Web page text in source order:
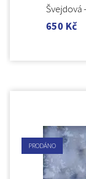
Švejdová
650 Kč
PRODÁNO